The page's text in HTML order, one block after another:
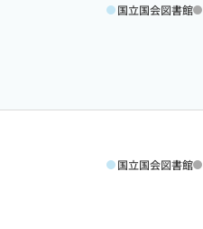
国立国会図書館
国立国会図書館